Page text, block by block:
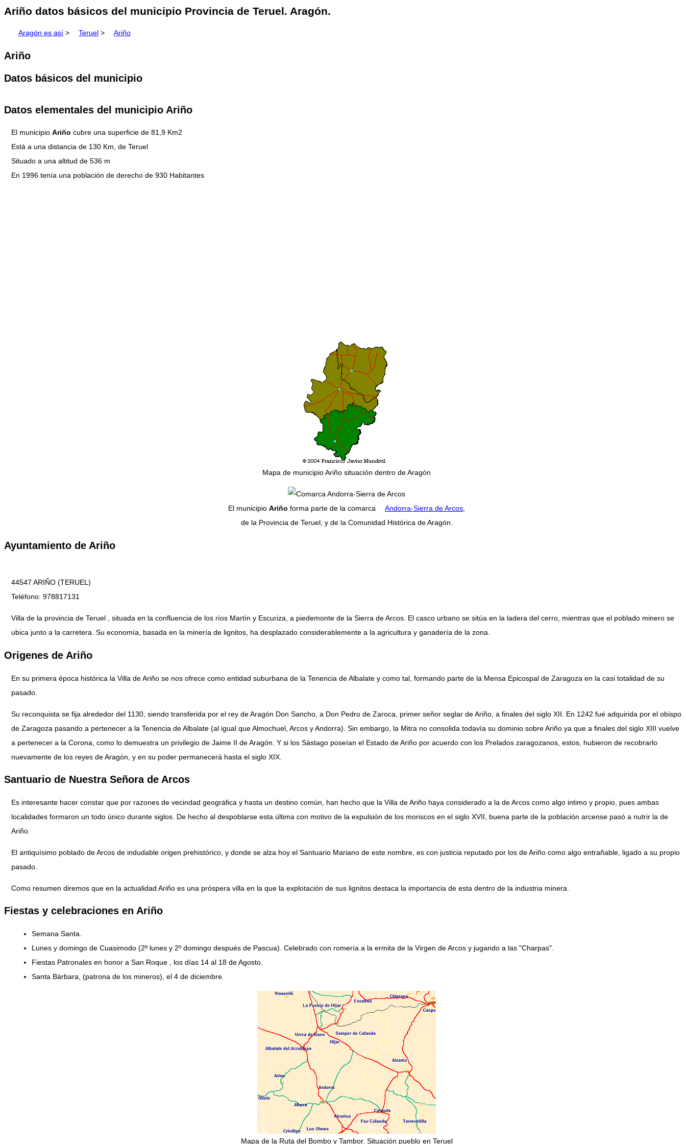
Ariño datos básicos del municipio Provincia de Teruel. Aragón.
Aragón es así > Teruel > Ariño
Ariño
Datos básicos del municipio
Datos elementales del municipio Ariño
El municipio Ariño cubre una superficie de 81,9 Km2
Está a una distancia de 130 Km, de Teruel
Situado a una altitud de 536 m
En 1996 tenía una población de derecho de 930 Habitantes
Mapa de municipio Ariño situación dentro de Aragón
El municipio Ariño forma parte de la comarca Andorra-Sierra de Arcos,
de la Provincia de Teruel, y de la Comunidad Histórica de Aragón.
Ayuntamiento de Ariño
44547 ARIÑO (TERUEL)
Teléfono: 978817131
Villa de la provincia de Teruel , situada en la confluencia de los ríos Martín y Escuriza, a piedemonte de la Sierra de Arcos. El casco urbano se sitúa en la ladera del cerro, mientras que el poblado minero se
ubica junto a la carretera. Su economía, basada en la minería de lignitos, ha desplazado considerablemente a la agricultura y ganadería de la zona.
Origenes de Ariño
En su primera época histórica la Villa de Ariño se nos ofrece como entidad suburbana de la Tenencia de Albalate y como tal, formando parte de la Mensa Epicospal de Zaragoza en la casi totalidad de su
pasado.
Su reconquista se fija alrededor del 1130, siendo transferida por el rey de Aragón Don Sancho, a Don Pedro de Zaroca, primer señor seglar de Ariño, a finales del siglo XII. En 1242 fué adquirida por el obispo
de Zaragoza pasando a pertenecer a la Tenencia de Albalate (al igual que Almochuel, Arcos y Andorra). Sin embargo, la Mitra no consolida todavía su dominio sobre Ariño ya que a finales del siglo XIII vuelve
a pertenecer a la Corona, como lo demuestra un privilegio de Jaime II de Aragón. Y si los Sástago poseían el Estado de Ariño por acuerdo con los Prelados zaragozanos, estos, hubieron de recobrarlo
nuevamente de los reyes de Aragón, y en su poder permanecerá hasta el siglo XIX.
Santuario de Nuestra Señora de Arcos
Es interesante hacer constar que por razones de vecindad geográfica y hasta un destino común, han hecho que la Villa de Ariño haya considerado a la de Arcos como algo intimo y propio, pues ambas
localidades formaron un todo único durante siglos. De hecho al despoblarse esta última con motivo de la expulsión de los moriscos en el siglo XVII, buena parte de la población arcense pasó a nutrir la de
Ariño.
El antiquísimo poblado de Arcos de indudable origen prehistórico, y donde se alza hoy el Santuario Mariano de este nombre, es con justicia reputado por los de Ariño como algo entrañable, ligado a su propio
pasado.
Como resumen diremos que en la actualidad Ariño es una próspera villa en la que la explotación de sus lignitos destaca la importancia de esta dentro de la industria minera.
Fiestas y celebraciones en Ariño
Semana Santa.
Lunes y domingo de Cuasimodo (2º lunes y 2º domingo después de Pascua). Celebrado con romería a la ermita de la Virgen de Arcos y jugando a las "Charpas".
Fiestas Patronales en honor a San Roque , los días 14 al 18 de Agosto.
Santa Bárbara, (patrona de los mineros), el 4 de diciembre.
Mapa de la Ruta del Bombo y Tambor. Situación pueblo en Teruel